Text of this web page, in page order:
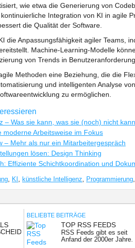
wie etwa die Generierung von
Integration von KI in agile
die Qualität der Software.
die Anpassungsfähigkeit agiler Teams,
Machine-Learning-Modelle
von Trends in
Methoden eine Beziehung, die die
und intelligenten Analyse
zu ermöglichen.
– Was sie kann, was sie (noch) nicht kann
moderne Arbeitsweise im Fokus
– Mehr als nur ein Mitarbeitergespräch
lösen: Design Thinking
Effiziente Schichtkoordination und
, KI , künstliche Intelligenz, Programmierung,
BELIEBTE BEITRÄGE
TOP RSS FEEDS
RSS Feeds gibt es seit
Anfand der 2000er Jahre.